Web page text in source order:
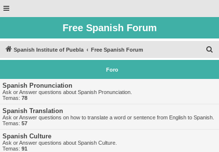
Free Spanish Forum
Spanish Institute of Puebla Free Spanish Forum
u
Foro
Spanish Pronunciation
Ask or Answer questions about Spanish Pronunciation.
Temas: 78
Spanish Translation
Ask or Answer questions on how to translate a word or sentence from English to Spanish.
Temas: 57
Spanish Culture
Ask or Answer questions about Spanish Culture.
Temas: 91